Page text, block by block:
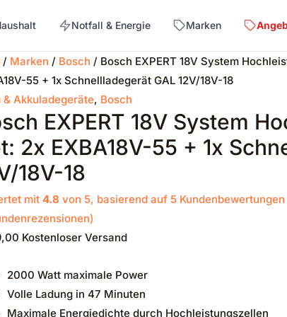
Notfall & Energie Marken
→
/ Marken / Bosch / Bosch EXPERT 18V System
55 + 1x Schnellladegerät GAL 12V/18V-18
& Akkuladegeräte, Bosch
EXPERT 18V System
2x EXBA18V-55 + 1x
18V-18
mit 4.8 von 5, basierend auf 5Kundenbewertungen
Kostenloser Versand
2000 Watt maximale Power
Volle Ladung in 47 Minuten
Maximale Energiedichte durch Hochleistungszellen